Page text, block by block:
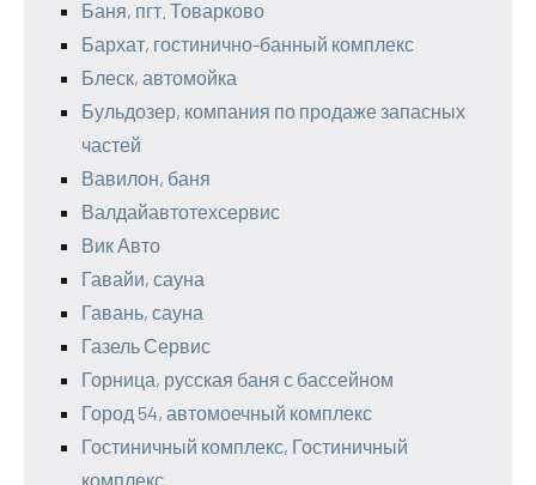
Баня, пгт. Товарково
Бархат, гостинично-банный комплекс
Блеск, автомойка
Бульдозер, компания по продаже запасных
частей
Вавилон, баня
Валдайавтотехсервис
Вик Авто
Гавайи, сауна
Гавань, сауна
Газель Сервис
Горница, русская баня с бассейном
Город 54, автомоечный комплекс
Гостиничный комплекс, Гостиничный
комплекс